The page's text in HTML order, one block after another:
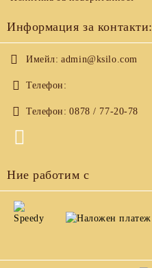
Информация за контакти:
Имейл: admin@ksilo.com
Телефон:
Телефон: 0878 / 77-20-78
Ние работим с